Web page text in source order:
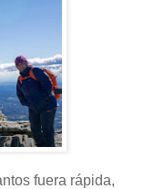
fuera rápida,